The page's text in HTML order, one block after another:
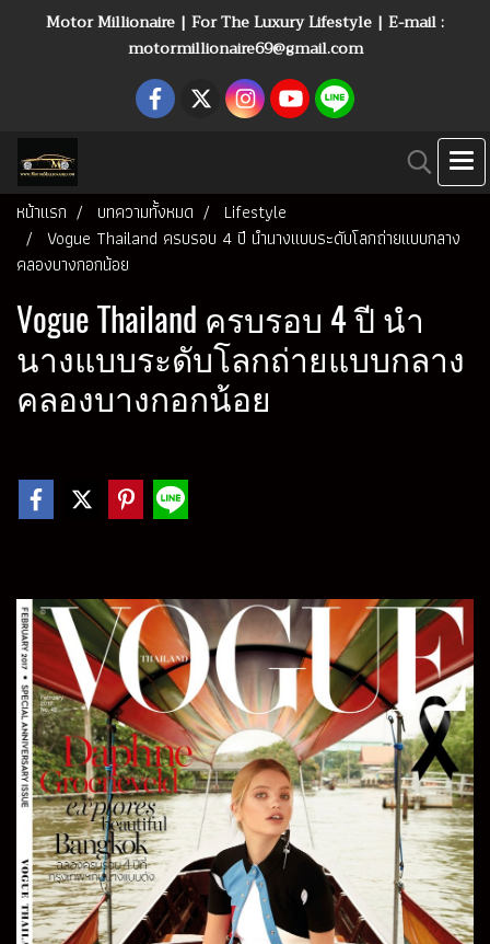
Motor Millionaire | For The Luxury Lifestyle | E-mail :
motormillionaire69@gmail.com
หน้าแรก บทความทั้งหมด
Lifestyle
Vogue Thailand ครบรอบ 4 ปี นำนางแบบระดับโลกถ่ายแบบกลาง
คลองบางกอกน้อย
Vogue Thailand ครบรอบ 4 ปี นำ
นางแบบระดับโลกถ่ายแบบกลาง
คลองบางกอกน้อย